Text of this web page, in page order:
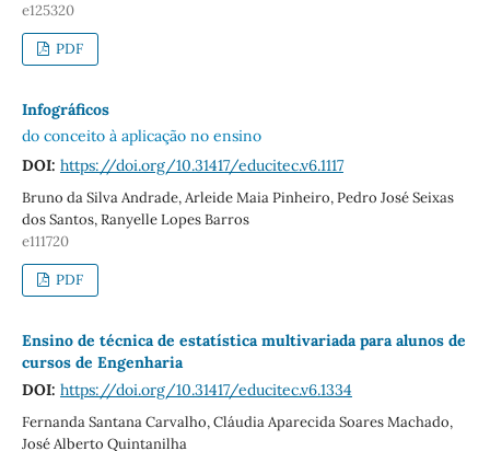
e125320
PDF
Infográficos
do conceito à aplicação no ensino
DOI: https://doi.org/10.31417/educitec.v6.1117
Bruno da Silva Andrade, Arleide Maia Pinheiro, Pedro José Seixas
dos Santos, Ranyelle Lopes Barros
e111720
PDF
Ensino de técnica de estatística multivariada para alunos de
cursos de Engenharia
DOI: https://doi.org/10.31417/educitec.v6.1334
Fernanda Santana Carvalho, Cláudia Aparecida Soares Machado,
José Alberto Quintanilha